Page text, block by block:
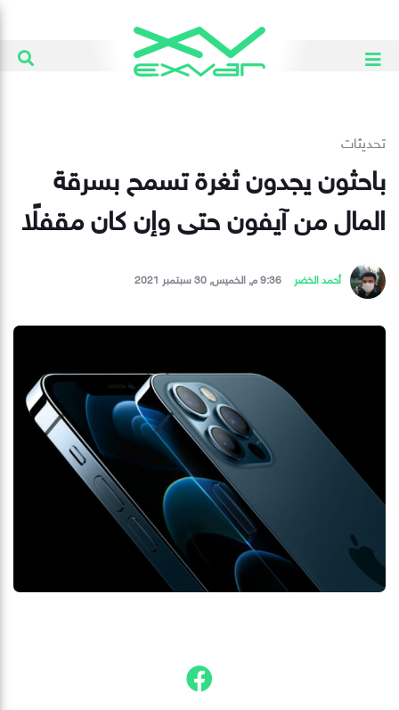
تحديثات
باحثون يجدون ثغرة تسمح بسرقة
المال من آيفون حتى وإن كان مقفلًا
أحمد الخضر 9:36 م, الخميس, 30 سبتمبر 2021